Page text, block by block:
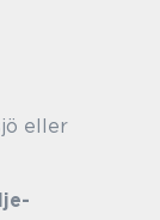
eller